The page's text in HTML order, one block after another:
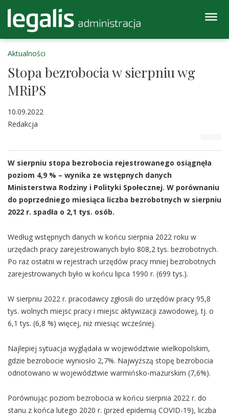
Aktualności
Stopa bezrobocia w sierpniu wg
MRiPS
10.09.2022
Redakcja
W sierpniu stopa bezrobocia rejestrowanego osiągnęła
poziom 4,9 % – wynika ze wstępnych danych
Ministerstwa Rodziny i Polityki Społecznej. W porównaniu
do poprzedniego miesiąca liczba bezrobotnych w sierpniu
2022 r. spadła o 2,1 tys. osób.
Według wstępnych danych w końcu sierpnia 2022 roku w
urzędach pracy zarejestrowanych było 808,2 tys. bezrobotnych.
Po raz ostatni w rejestrach urzędów pracy mniej bezrobotnych
zarejestrowanych było w końcu lipca 1990 r. (699 tys.).
W sierpniu 2022 r. pracodawcy zgłosili do urzędów pracy 95,8
tys. wolnych miejsc pracy i miejsc aktywizacji zawodowej, tj. o
6,1 tys. (6,8 %) więcej, niż miesiąc wcześniej.
Najlepiej sytuacja wyglądała w województwie wielkopolskim,
gdzie bezrobocie wyniosło 2,7%. Najwyższą stopę bezrobocia
odnotowano w województwie warmińsko-mazurskim (7,6%).
Porównując poziom bezrobocia w końcu sierpnia 2022 r. do
stanu z końca lutego 2020 r. (przed epidemią COVID-19), liczba